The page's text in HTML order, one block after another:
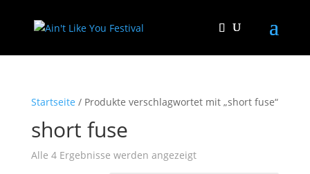
Startseite / Produkte verschlagwortet mit „short fuse“
short fuse
Alle 4 Ergebnisse werden angezeigt